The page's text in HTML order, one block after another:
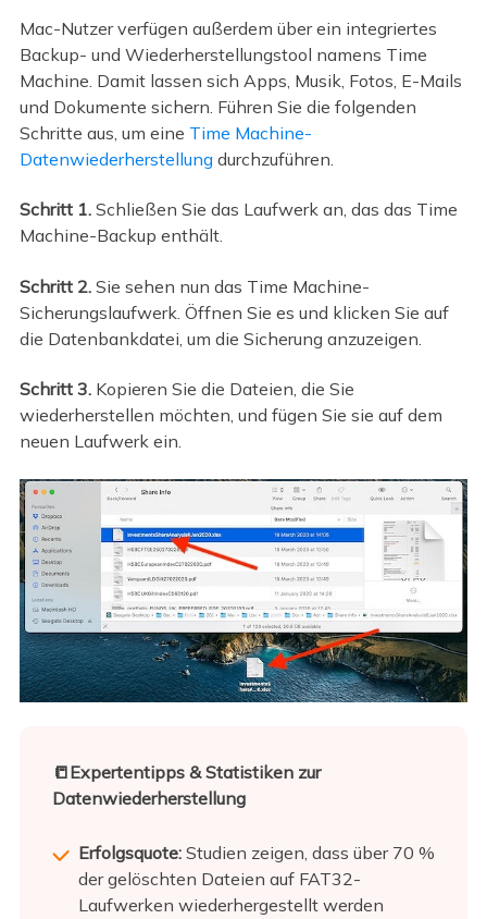
Mac-Nutzer verfügen außerdem über ein integriertes
Backup- und Wiederherstellungstool namens Time
Machine. Damit lassen sich Apps, Musik, Fotos, E-Mails
und Dokumente sichern. Führen Sie die folgenden
Schritte aus, um eine Time Machine-
Datenwiederherstellungdurchzuführen.
Schritt 1.Schließen Sie das Laufwerk an, das das Time
Machine-Backup enthält.
Schritt 2.Sie sehen nun das Time Machine-
Sicherungslaufwerk. Öffnen Sie es und klicken Sie auf
die Datenbankdatei, um die Sicherung anzuzeigen.
Schritt 3.Kopieren Sie die Dateien, die Sie
wiederherstellen möchten, und fügen Sie sie auf dem
neuen Laufwerk ein.
📒Expertentipps & Statistiken zur
Datenwiederherstellung
Erfolgsquote:Studien zeigen, dass über 70 %
der gelöschten Dateien auf FAT32-
Laufwerken wiederhergestellt werden